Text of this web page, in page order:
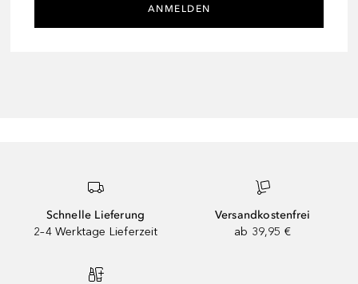
ANMELDEN
Schnelle Lieferung
2–4 Werktage Lieferzeit
Versandkostenfrei
ab 39,95 €